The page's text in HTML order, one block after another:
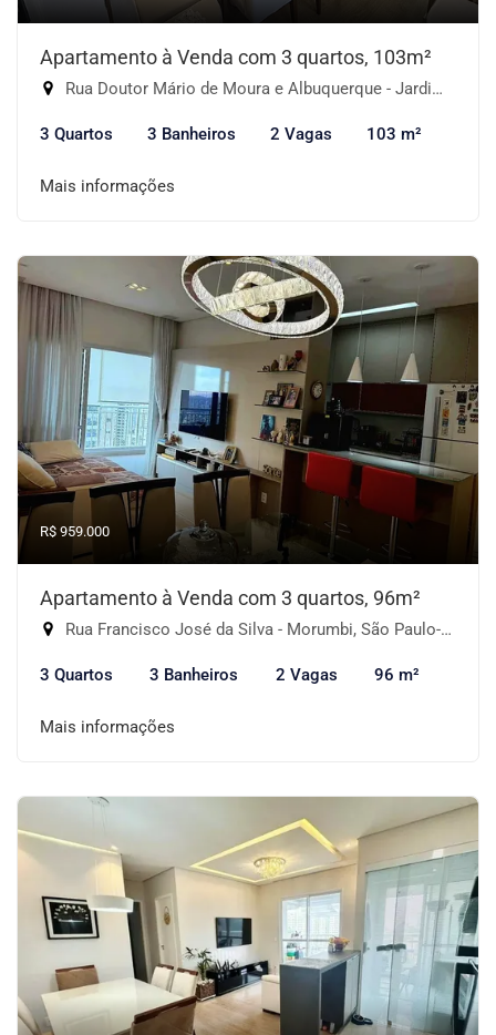
Apartamento à Venda com 3 quartos, 103m²
Rua Doutor Mário de Moura e Albuquerque - Jardim Monte Kemel, São Paulo-SP
3 Quartos 3 Banheiros 2 Vagas 103 m²
Mais informações
R$ 959.000
Apartamento à Venda com 3 quartos, 96m²
Rua Francisco José da Silva - Morumbi, São Paulo-SP
3 Quartos 3 Banheiros 2 Vagas 96 m²
Mais informações